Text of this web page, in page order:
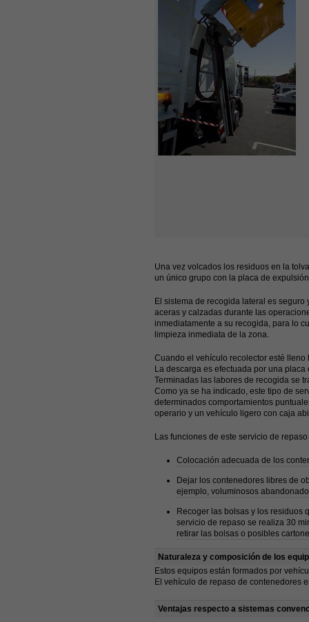
Una vez volcados los residuos en la
un único grupo con la placa de
El sistema de recogida lateral es
aceras y calzadas durante las
inmediatamente a su recogida, para lo
limpieza inmediata de la zona.
Cuando el vehículo recolector esté
La descarga es efectuada por una
Terminadas las labores de recogida se
Como ya se ha indicado, este tipo de
determinados comportamientos
operario y un vehículo ligero con caja
Las funciones de este servicio de
Colocación adecuada de los
Dejar los contenedores libres de
ejemplo, voluminosos
Recoger las bolsas y los residuos
servicio de repaso se realiza 30
retirar las bolsas o posibles
Naturaleza y composición de los
Estos equipos están formados por
El vehículo de repaso de contenedores
Ventajas respecto a sistemas